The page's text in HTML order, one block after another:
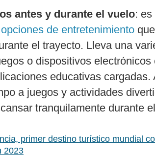
antes y durante el vuelo: es
opciones de entretenimiento que
el trayecto. Lleva una
o dispositivos electrónicos
educativas cargadas.
a juegos y actividades
tranquilamente durante
primer destino turístico mundial
2023